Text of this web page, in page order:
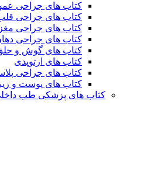
کتاب های جراحی
کتاب های جراحی
کتاب های جراحی
کتاب های جراحی
کتاب های گوش و
کتاب های ارتوپدی
کتاب های جراحی
کتاب های پوست و
کتاب های پزشکی طب